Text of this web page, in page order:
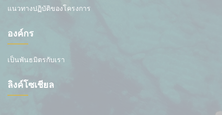
แนวทางปฏิบัติของโครงการ
องค์กร
เป็นพันธมิตรกับเรา
ลิงค์โซเชียล